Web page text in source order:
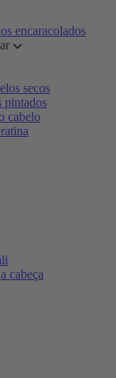
encaracolados
secos
pintados
cabelo
cabeça